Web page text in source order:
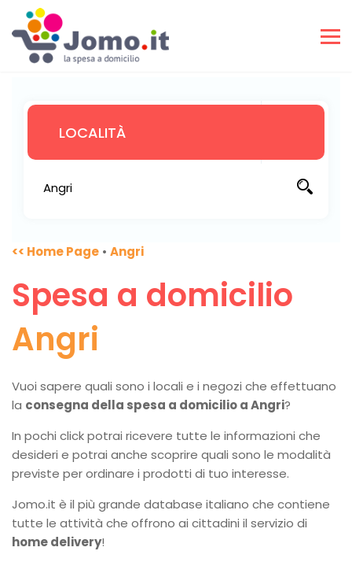
<< Home Page • Angri
Spesa a domicilio
Angri
Vuoi sapere quali sono i locali e i negozi che effettuano
la consegna della spesa a domicilio a Angri?
In pochi click potrai ricevere tutte le informazioni che
desideri e potrai anche scoprire quali sono le modalità
previste per ordinare i prodotti di tuo interesse.
Jomo.it è il più grande database italiano che contiene
tutte le attività che offrono ai cittadini il servizio di
home delivery!